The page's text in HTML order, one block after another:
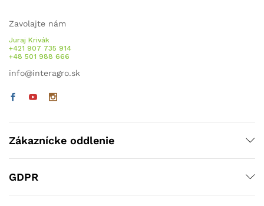
Zavolajte nám
Juraj Krivák
+421 907 735 914
+48 501 988 666
info@interagro.sk
Zákaznícke oddlenie
GDPR